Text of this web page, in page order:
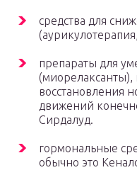
средства для
препараты для
восстановления
движений
Сирдалуд.
гормональные
обычно это